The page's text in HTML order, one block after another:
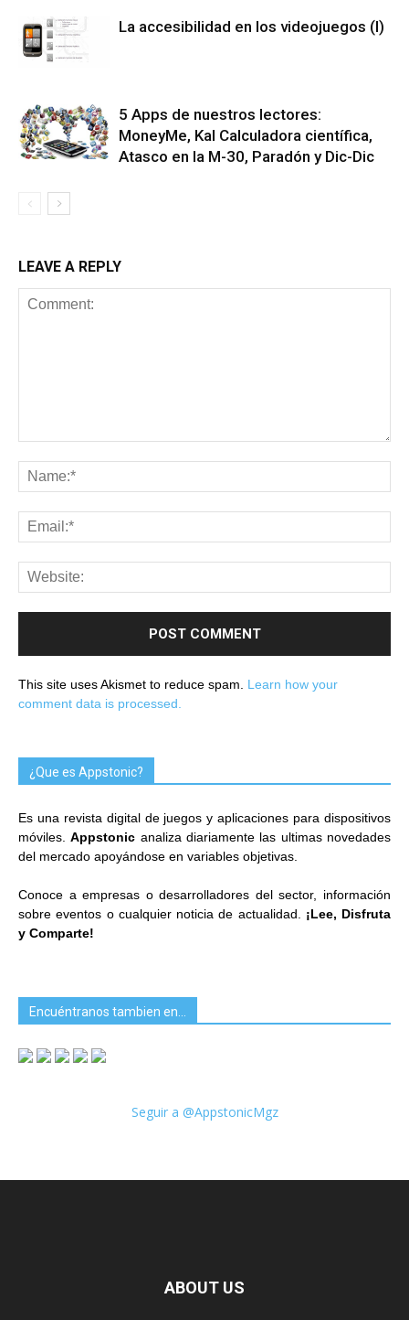
La accesibilidad en los videojuegos (I)
5 Apps de nuestros lectores:
MoneyMe, Kal Calculadora científica,
Atasco en la M-30, Paradón y Dic-Dic
LEAVE A REPLY
This site uses Akismet to reduce spam. Learn how your
comment data is processed.
¿Que es Appstonic?
Es una revista digital de juegos y aplicaciones para dispositivos
móviles.Appstonic analiza diariamente las ultimas novedades
del mercado apoyándose en variables objetivas.
Conoce a empresas o desarrolladores del sector, información
sobre eventos o cualquier noticia de actualidad. ¡Lee, Disfruta
y Comparte!
Encuéntranos tambien en…
Seguir a @AppstonicMgz
ABOUT US